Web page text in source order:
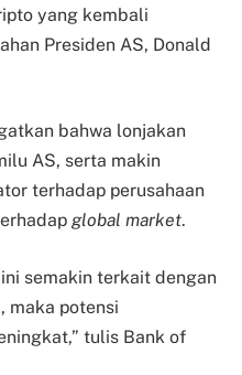
yang kembali
Presiden AS, Donald
bahwa lonjakan
AS, serta makin
terhadap perusahaan
global market.
semakin terkait dengan
maka potensi
tulis Bank of